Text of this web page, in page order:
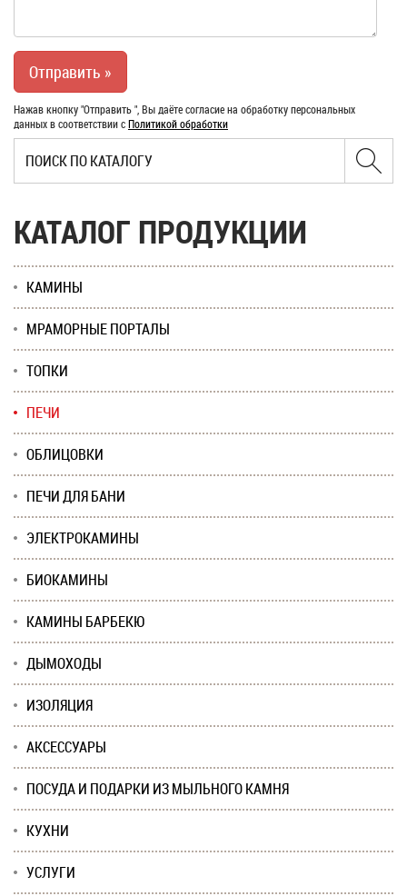
Нажав кнопку "Отправить ", Вы даёте согласие на обработку персональных
данных в соответствии сПолитикой обработки
КАТАЛОГ ПРОДУКЦИИ
КАМИНЫ
МРАМОРНЫЕ ПОРТАЛЫ
ТОПКИ
ПЕЧИ
ОБЛИЦОВКИ
ПЕЧИ ДЛЯ БАНИ
ЭЛЕКТРОКАМИНЫ
БИОКАМИНЫ
КАМИНЫ БАРБЕКЮ
ДЫМОХОДЫ
ИЗОЛЯЦИЯ
АКСЕССУАРЫ
ПОСУДА И ПОДАРКИ ИЗ МЫЛЬНОГО КАМНЯ
КУХНИ
УСЛУГИ